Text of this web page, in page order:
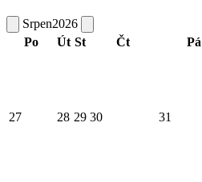
Srpen2026
Po
Út St Čt Pá
27 28 29 30 31